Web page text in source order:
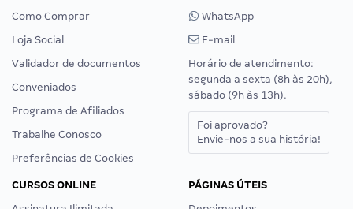
Como Comprar
Loja Social
Validador de documentos
Conveniados
Programa de Afiliados
Trabalhe Conosco
Preferências de Cookies
WhatsApp
E-mail
Horário de atendimento:
segunda a sexta (8h às 20h),
sábado (9h às 13h).
Foi aprovado?
Envie-nos a sua história!
CURSOS ONLINE
PÁGINAS ÚTEIS